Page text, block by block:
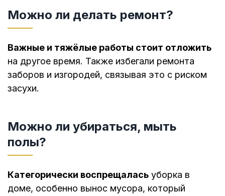
Можно ли делать ремонт?
Важные и тяжёлые работы стоит отложить
на другое время. Также избегали ремонта
заборов и изгородей, связывая это с риском
засухи.
Можно ли убираться, мыть
полы?
Категорически воспрещалась уборка в
доме, особенно вынос мусора, который